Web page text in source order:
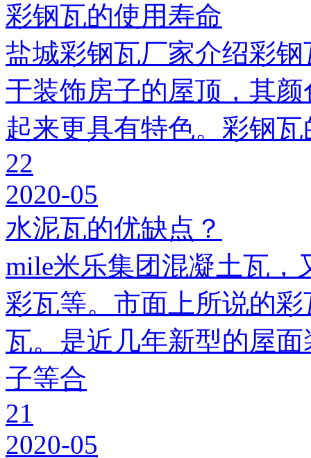
彩钢瓦的使用寿命
盐城彩钢瓦厂家介绍彩
于装饰房子的屋顶，其
起来更具有特色。彩钢
22
2020-05
水泥瓦的优缺点？
mile米乐集团混凝土瓦，
彩瓦等。市面上所说的
瓦。是近几年新型的屋
子等合
21
2020-05